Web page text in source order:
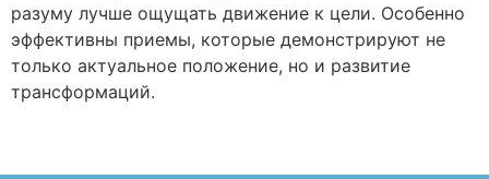
разуму лучше ощущать движение к цели. Особенно
эффективны приемы, которые демонстрируют не
только актуальное положение, но и развитие
трансформаций.